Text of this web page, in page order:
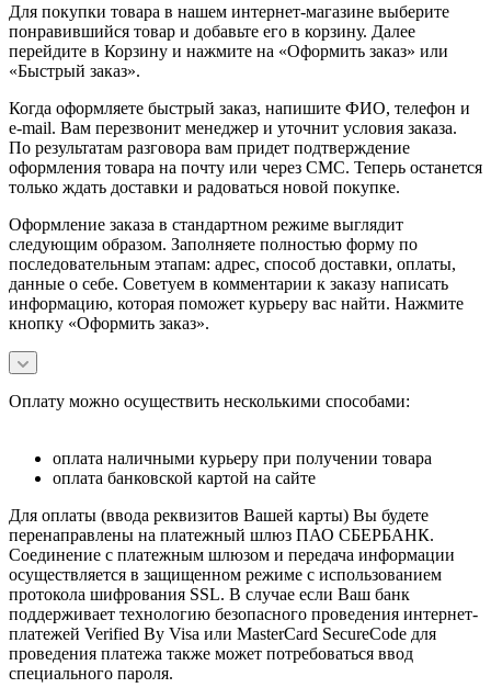
Для покупки товара в нашем интернет-магазине выберите
понравившийся товар и добавьте его в корзину. Далее
перейдите в Корзину и нажмите на «Оформить заказ» или
«Быстрый заказ».
Когда оформляете быстрый заказ, напишите ФИО, телефон и
e-mail. Вам перезвонит менеджер и уточнит условия заказа.
По результатам разговора вам придет подтверждение
оформления товара на почту или через СМС. Теперь останется
только ждать доставки и радоваться новой покупке.
Оформление заказа в стандартном режиме выглядит
следующим образом. Заполняете полностью форму по
последовательным этапам: адрес, способ доставки, оплаты,
данные о себе. Советуем в комментарии к заказу написать
информацию, которая поможет курьеру вас найти. Нажмите
кнопку «Оформить заказ».
Оплату можно осуществить несколькими способами:
оплата наличными курьеру при получении товара
оплата банковской картой на сайте
Для оплаты (ввода реквизитов Вашей карты) Вы будете
перенаправлены на платежный шлюз ПАО СБЕРБАНК.
Соединение с платежным шлюзом и передача информации
осуществляется в защищенном режиме с использованием
протокола шифрования SSL. В случае если Ваш банк
поддерживает технологию безопасного проведения интернет-
платежей Verified By Visa или MasterCard SecureCode для
проведения платежа также может потребоваться ввод
специального пароля.